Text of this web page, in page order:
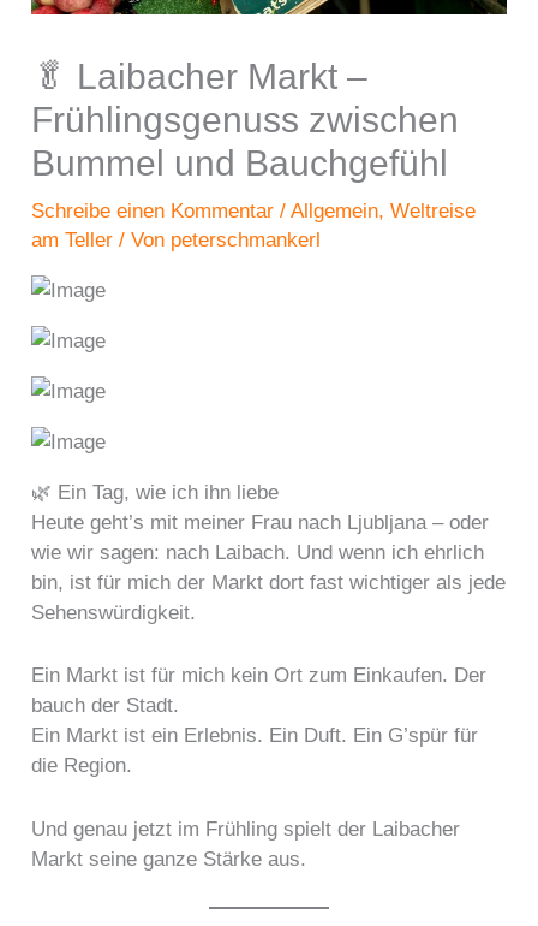
🥬 Laibacher Markt –
Frühlingsgenuss zwischen
Bummel und Bauchgefühl
Schreibe einen Kommentar /Allgemein,Weltreise
am Teller / Von peterschmankerl
🌿 Ein Tag, wie ich ihn liebe
Heute geht’s mit meiner Frau nach Ljubljana – oder
wie wir sagen: nach Laibach. Und wenn ich ehrlich
bin, ist für mich der Markt dort fast wichtiger als jede
Sehenswürdigkeit.
Ein Markt ist für mich kein Ort zum Einkaufen. Der
bauch der Stadt.
Ein Markt ist ein Erlebnis. Ein Duft. Ein G’spür für
die Region.
Und genau jetzt im Frühling spielt der Laibacher
Markt seine ganze Stärke aus.